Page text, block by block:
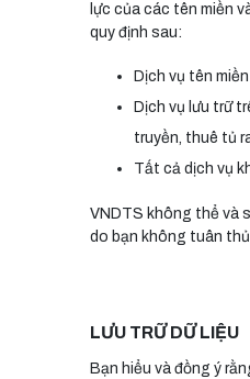
lực của các tên miền
quy định sau:
Dịch vụ tên
Dịch vụ lưu trữ
truyền, thuê tủ
Tất cả dịch vụ
VNDTS không thể và
do bạn không tuân thủ
LƯU TRỮ DỮ LIỆU
Bạn hiểu và đồng ý